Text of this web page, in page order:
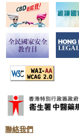
聯絡我們